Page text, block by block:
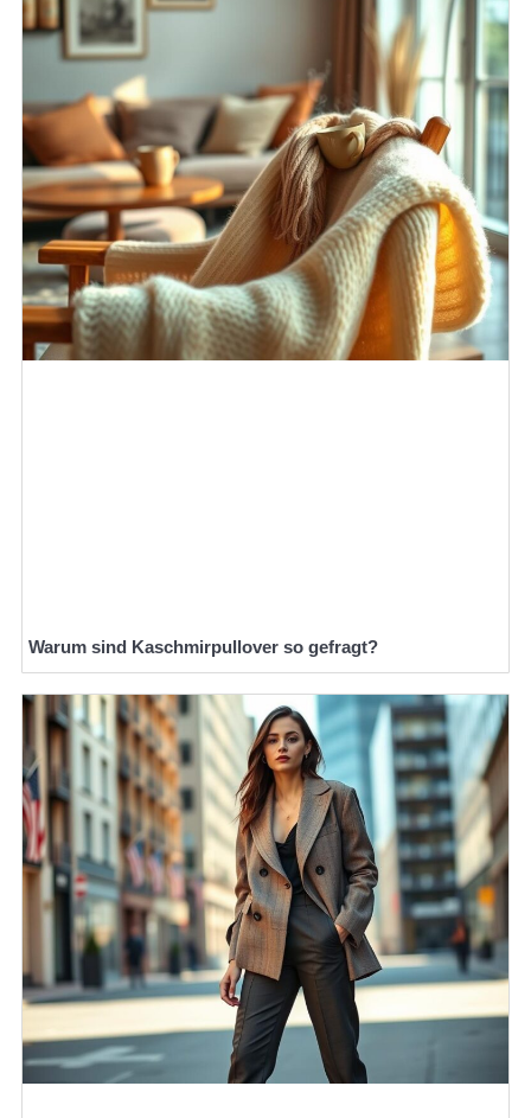
Warum sind Kaschmirpullover so gefragt?